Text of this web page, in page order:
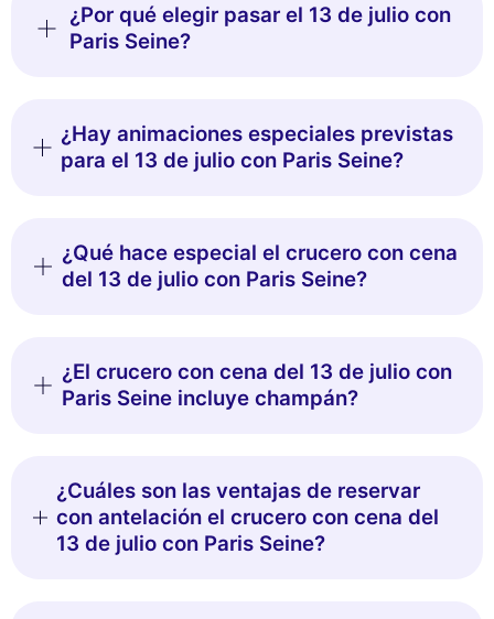
¿Por qué elegir pasar el 13 de julio con
Paris Seine?
¿Hay animaciones especiales previstas
para el 13 de julio con Paris Seine?
¿Qué hace especial el crucero con cena
del 13 de julio con Paris Seine?
¿El crucero con cena del 13 de julio con
Paris Seine incluye champán?
¿Cuáles son las ventajas de reservar
con antelación el crucero con cena del
13 de julio con Paris Seine?